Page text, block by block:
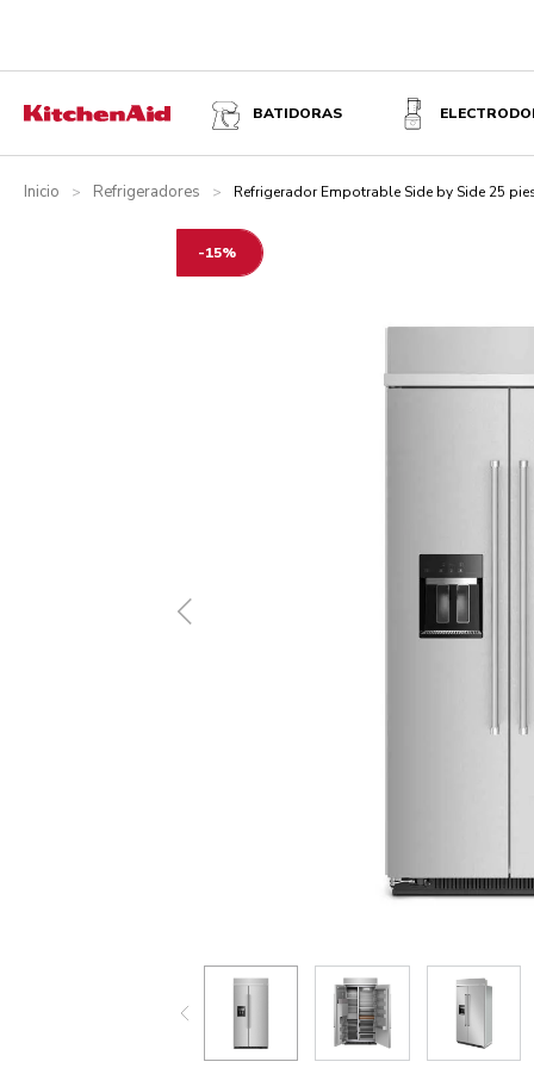
BATIDORAS
Inicio > Refrigeradores > Refrigerador Empotrable Side by Side 25
Descripción
Características ¿Qué incluye?
-15%